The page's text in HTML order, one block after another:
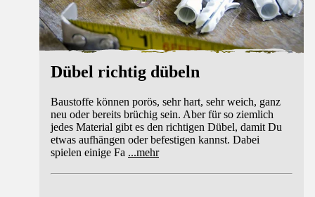
Dübel richtig dübeln
Baustoffe können porös, sehr hart, sehr weich, ganz
neu oder bereits brüchig sein. Aber für so ziemlich
jedes Material gibt es den richtigen Dübel, damit Du
etwas aufhängen oder befestigen kannst. Dabei
spielen einige Fa ...mehr